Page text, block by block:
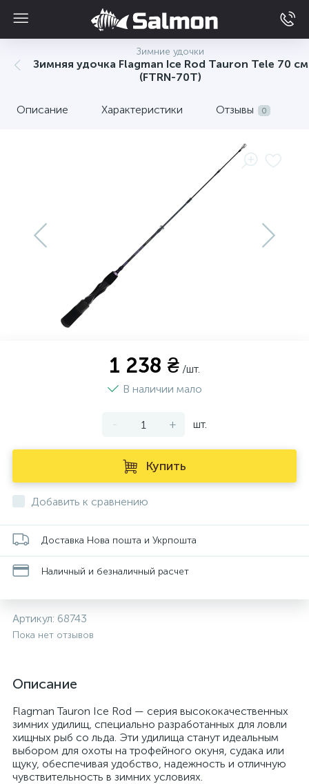
Зимние удочки
Зимняя удочка Flagman Ice Rod Tauron Tele 70 см
(FTRN-70T)
Описание Характеристики Отзывы 0
1 238 ₴ /шт.
В наличии мало
- + шт.
Купить
Добавить к сравнению
Доставка Нова пошта и Укрпошта
Наличный и безналичный расчет
Артикул: 68743
Пока нет отзывов
Описание
Flagman Tauron Ice Rod — серия высококачественных
зимних удилищ, специально разработанных для ловли
хищных рыб со льда. Эти удилища станут идеальным
выбором для охоты на трофейного окуня, судака или
щуку, обеспечивая удобство, надежность и отличную
чувствительность в зимних условиях.